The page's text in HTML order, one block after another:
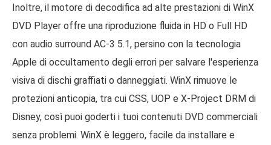
Inoltre, il motore di decodifica ad alte prestazioni di WinX
DVD Player offre una riproduzione fluida in HD o Full HD
con audio surround AC-3 5.1, persino con la tecnologia
Apple di occultamento degli errori per salvare l'esperienza
visiva di dischi graffiati o danneggiati. WinX rimuove le
protezioni anticopia, tra cui CSS, UOP e X-Project DRM di
Disney, così puoi goderti i tuoi contenuti DVD commerciali
senza problemi. WinX è leggero, facile da installare e